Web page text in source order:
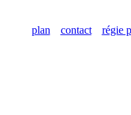
plan contact régie